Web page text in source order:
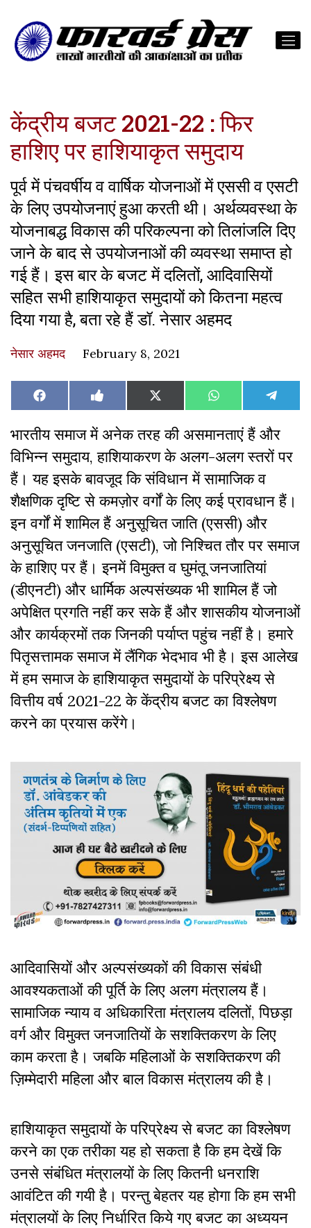
केंद्रीय बजट 2021-22 : फिर
हाशिए पर हाशियाकृत समुदाय
पूर्व में पंचवर्षीय व वार्षिक योजनाओं में एससी व एसटी
के लिए उपयोजनाएं हुआ करती थी। अर्थव्यवस्था के
योजनाबद्ध विकास की परिकल्पना को तिलांजलि दिए
जाने के बाद से उपयोजनाओं की व्यवस्था समाप्त हो
गई हैं। इस बार के बजट में दलितों, आदिवासियों
सहित सभी हाशियाकृत समुदायों को कितना महत्व
दिया गया है, बता रहे हैं डॉ. नेसार अहमद
नेसार अहमद February 8, 2021
Share
on
Facebook Share
on
Like
on
Facebook
Share
on
X
(Twitter)
Share
on
WhatsAppShare
on
भारतीय समाज में अनेक तरह की असमानताएं हैं और
विभिन्न समुदाय, हाशियाकरण के अलग-अलग स्तरों पर
हैं। यह इसके बावजूद कि संविधान में सामाजिक व
शैक्षणिक दृष्टि से कमज़ोर वर्गों के लिए कई प्रावधान हैं।
इन वर्गों में शामिल हैं अनुसूचित जाति (एससी) और
अनुसूचित जनजाति (एसटी), जो निश्चित तौर पर समाज
के हाशिए पर हैं। इनमें विमुक्त व घुमंतू जनजातियां
(डीएनटी) और धार्मिक अल्पसंख्यक भी शामिल हैं जो
अपेक्षित प्रगति नहीं कर सके हैं और शासकीय योजनाओं
और कार्यक्रमों तक जिनकी पर्याप्त पहुंच नहीं है। हमारे
पितृसत्तामक समाज में लैंगिक भेदभाव भी है। इस आलेख
में हम समाज के हाशियाकृत समुदायों के परिप्रेक्ष्य से
वित्तीय वर्ष 2021-22 के केंद्रीय बजट का विश्लेषण
करने का प्रयास करेंगे।
आदिवासियों और अल्पसंख्यकों की विकास संबंधी
आवश्यकताओं की पूर्ति के लिए अलग मंत्रालय हैं।
सामाजिक न्याय व अधिकारिता मंत्रालय दलितों, पिछड़ा
वर्ग और विमुक्त जनजातियों के सशक्तिकरण के लिए
काम करता है। जबकि महिलाओं के सशक्तिकरण की
ज़िम्मेदारी महिला और बाल विकास मंत्रालय की है।
हाशियाकृत समुदायों के परिप्रेक्ष्य से बजट का विश्लेषण
करने का एक तरीका यह हो सकता है कि हम देखें कि
उनसे संबंधित मंत्रालयों के लिए कितनी धनराशि
आवंटित की गयी है। परन्तु बेहतर यह होगा कि हम सभी
मंत्रालयों के लिए निर्धारित किये गए बजट का अध्ययन